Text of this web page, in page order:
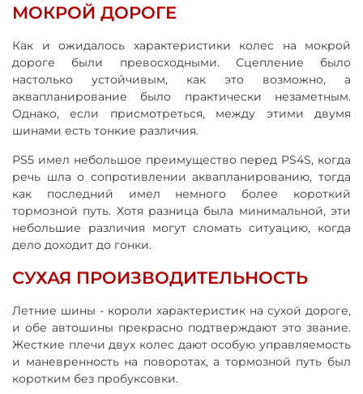
МОКРОЙ ДОРОГЕ
Как и ожидалось характеристики колес на мокрой
дороге были превосходными. Сцепление было
настолько устойчивым, как это возможно, а
аквапланирование было практически незаметным.
Однако, если присмотреться, между этими двумя
шинами есть тонкие различия.
PS5 имел небольшое преимущество перед PS4S, когда
речь шла о сопротивлении аквапланированию, тогда
как последний имел немного более короткий
тормозной путь. Хотя разница была минимальной, эти
небольшие различия могут сломать ситуацию, когда
дело доходит до гонки.
СУХАЯ ПРОИЗВОДИТЕЛЬНОСТЬ
Летние шины - короли характеристик на сухой дороге,
и обе автошины прекрасно подтверждают это звание.
Жесткие плечи двух колес дают особую управляемость
и маневренность на поворотах, а тормозной путь был
коротким без пробуксовки.